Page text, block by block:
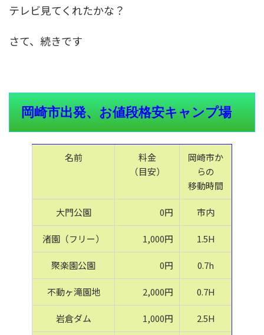
テレビ見てくれたかな？
さて、続きです
岡崎市出発、お値段格安キャンプ場
名前
料金
（目安）
岡崎市か
らの
移動時間
大門公園 0円 市内
渚園（フリー） 1,000円 1.5H
聚楽園公園 0円 0.7h
不動ヶ滝園地 2,000円 0.7H
岩倉ダム 1,000円 2.5H